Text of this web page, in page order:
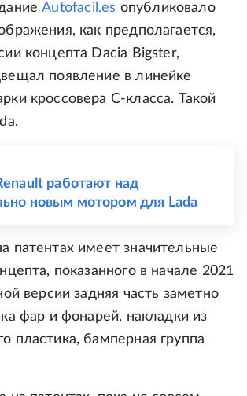
Autofacil.es опубликовало
как предполагается,
концепта Dacia Bigster,
появление в линейке
кроссовера C-класса. Такой
работают над
новым мотором для Lada
патентах имеет значительные
показанного в начале 2021
версии задняя часть заметно
фар и фонарей, накладки из
пластика, бамперная группа